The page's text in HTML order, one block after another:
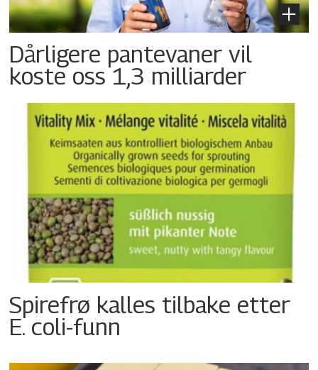
Dårligere pantevaner vil
koste oss 1,3 milliarder
Spirefrø kalles tilbake etter
E. coli-funn